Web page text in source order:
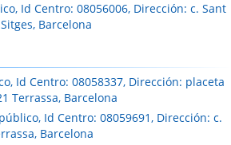
Id Centro: 08056006, Dirección: c. Sant
Barcelona
Id Centro: 08058337, Dirección: placeta
Terrassa, Barcelona
Id Centro: 08059691, Dirección: c.
Barcelona